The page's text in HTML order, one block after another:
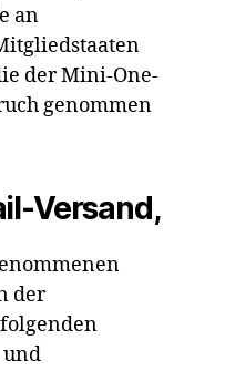
an
der Mini-One-
genommen
Versand,
der